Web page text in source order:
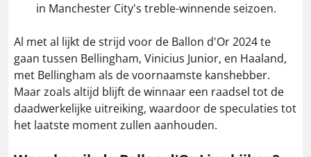
in Manchester City's treble-winnende seizoen​.
Al met al lijkt de strijd voor de Ballon d'Or 2024 te
gaan tussen Bellingham, Vinicius Junior, en Haaland,
met Bellingham als de voornaamste kanshebber.
Maar zoals altijd blijft de winnaar een raadsel tot de
daadwerkelijke uitreiking, waardoor de speculaties tot
het laatste moment zullen aanhouden.